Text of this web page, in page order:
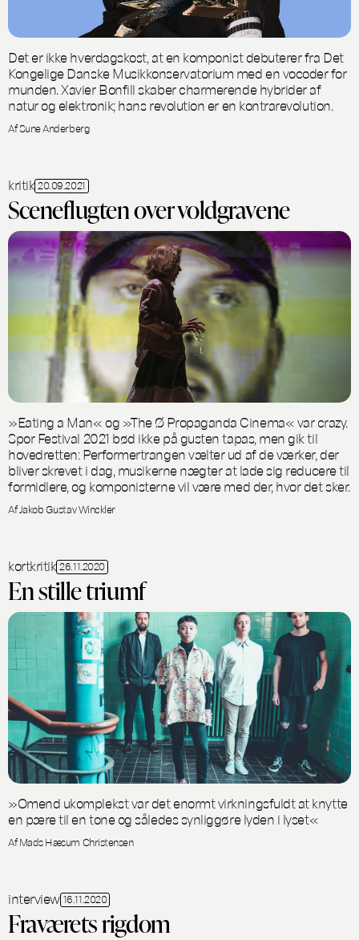
Det er ikke hverdagskost, at en komponist debuterer fra Det
Kongelige Danske Musikkonservatorium med en vocoder for
munden. Xavier Bonfill skaber charmerende hybrider af
natur og elektronik; hans revolution er en kontrarevolution.
Af Sune Anderberg
kritik 20.09.2021
Sceneflugten over voldgravene
»Eating a Man« og »The Ø Propaganda Cinema« var crazy.
Spor Festival 2021 bød ikke på gusten tapas, men gik til
hovedretten: Performertrangen vælter ud af de værker, der
bliver skrevet i dag, musikerne nægter at lade sig reducere til
formidlere, og komponisterne vil være med der, hvor det sker.
Af Jakob Gustav Winckler
kortkritik 26.11.2020
En stille triumf
»Omend ukomplekst var det enormt virkningsfuldt at knytte
en pære til en tone og således synliggøre lyden i lyset«
Af Mads Hæsum Christensen
interview 16.11.2020
Fraværets rigdom